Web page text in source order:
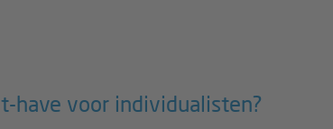
have voor individualisten?